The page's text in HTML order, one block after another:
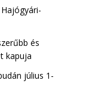
és
kapuja
július 1-